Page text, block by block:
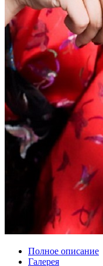
Полное описание
Галерея